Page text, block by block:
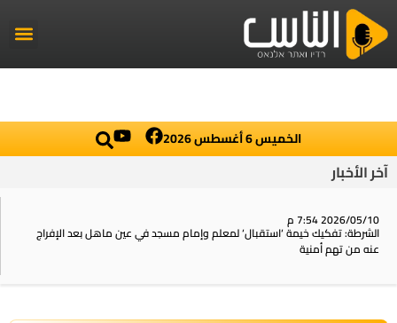
الخميس 6 أغسطس 2026
آخر الأخبار
2026/05/10 7:54 م
الشرطة: تفكيك خيمة ‘استقبال‘ لمعلم وإمام مسجد في عين ماهل بعد الإفراج
عنه من تهم أمنية